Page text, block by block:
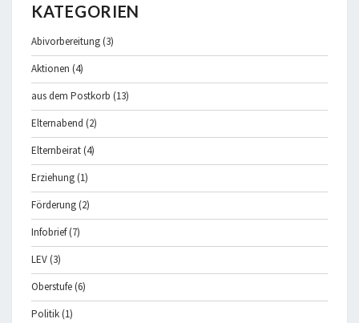
KATEGORIEN
Abivorbereitung(3)
Aktionen (4)
aus dem Postkorb (13)
Elternabend (2)
Elternbeirat(4)
Erziehung(1)
Förderung(2)
Infobrief(7)
LEV(3)
Oberstufe(6)
Politik(1)